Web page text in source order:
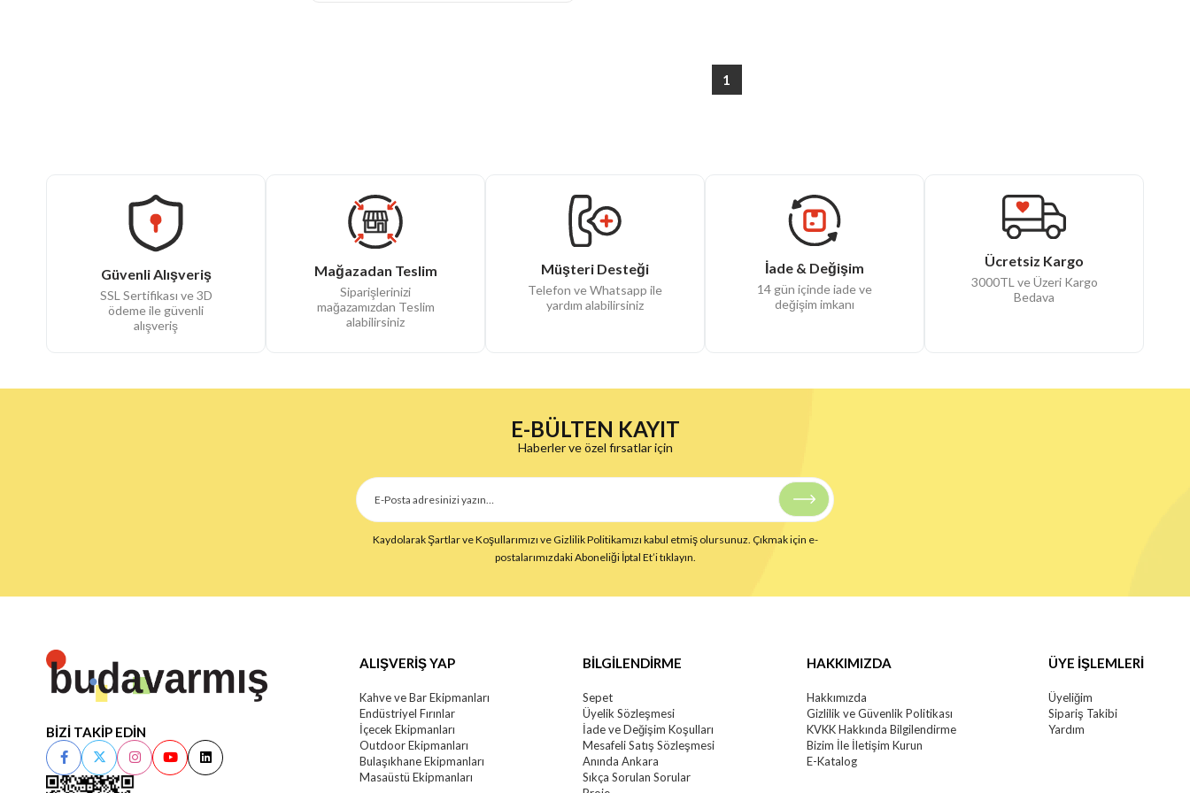
1
Güvenli Alışveriş
SSL Sertifikası ve 3D
ödeme ile güvenli
alışveriş
Mağazadan Teslim
Siparişlerinizi
mağazamızdan Teslim
alabilirsiniz
Müşteri Desteği
Telefon ve Whatsapp ile
yardım alabilirsiniz
İade & Değişim
14 gün içinde iade ve
değişim imkanı
Ücretsiz Kargo
3000TL ve Üzeri Kargo
Bedava
E-BÜLTEN KAYIT
Haberler ve özel fırsatlar için
Kaydolarak Şartlar ve Koşullarımızı ve Gizlilik Politikamızı kabul etmiş olursunuz. Çıkmak için e-
postalarımızdaki Aboneliği İptal Et’i tıklayın.
BİZİ TAKİP EDİN
ALIŞVERİŞ YAP
Kahve ve Bar Ekipmanları
Endüstriyel Fırınlar
İçecek Ekipmanları
Outdoor Ekipmanları
Bulaşıkhane Ekipmanları
Masaüstü Ekipmanları
BİLGİLENDİRME
Sepet
Üyelik Sözleşmesi
İade ve Değişim Koşulları
Mesafeli Satış Sözleşmesi
Anında Ankara
Sıkça Sorulan Sorular
HAKKIMIZDA
Hakkımızda
Gizlilik ve Güvenlik Politikası
KVKK Hakkında Bilgilendirme
Bizim İle İletişim Kurun
E-Katalog
ÜYE İŞLEMLERİ
Üyeliğim
Sipariş Takibi
Yardım